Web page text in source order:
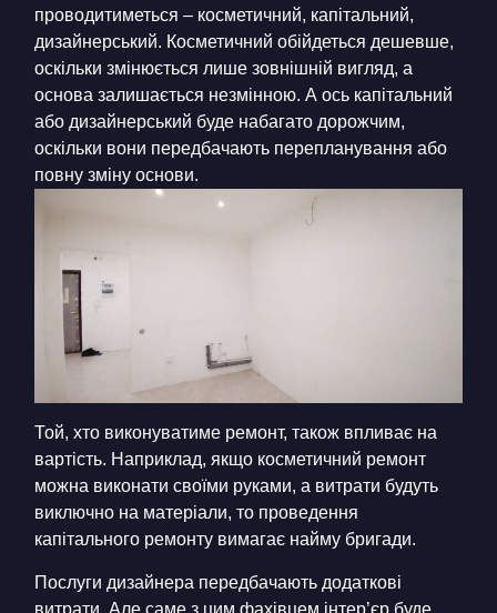
проводитиметься – косметичний, капітальний,
дизайнерський. Косметичний обійдеться дешевше,
оскільки змінюється лише зовнішній вигляд, а
основа залишається незмінною. А ось капітальний
або дизайнерський буде набагато дорожчим,
оскільки вони передбачають перепланування або
повну зміну основи.
Той, хто виконуватиме ремонт, також впливає на
вартість. Наприклад, якщо косметичний ремонт
можна виконати своїми руками, а витрати будуть
виключно на матеріали, то проведення
капітального ремонту вимагає найму бригади.
Послуги дизайнера передбачають додаткові